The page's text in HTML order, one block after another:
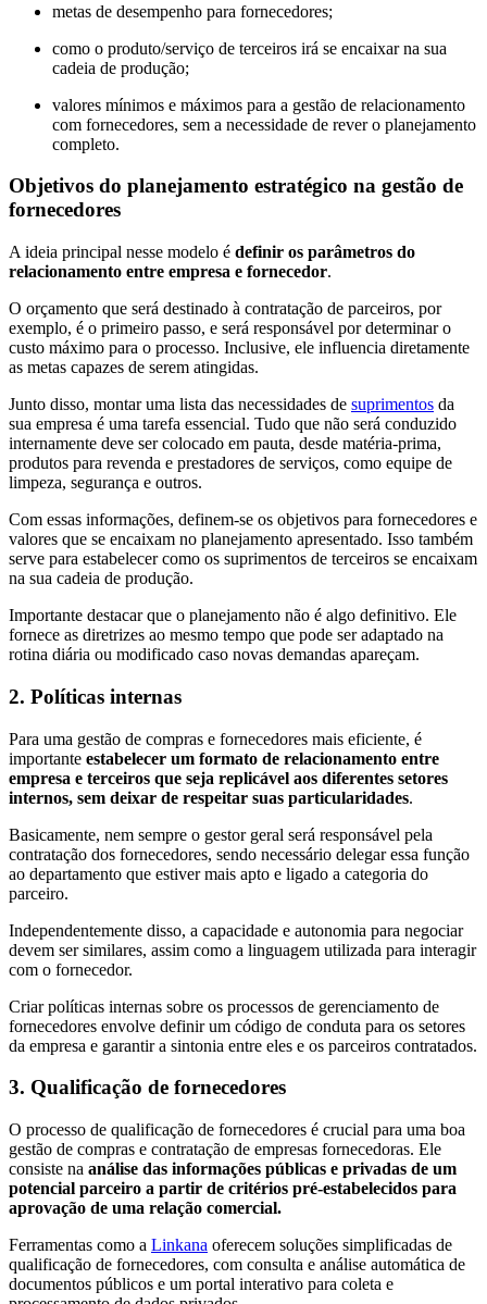
metas de desempenho para fornecedores;
como o produto/serviço de terceiros irá se encaixar na sua
cadeia de produção;
valores mínimos e máximos para a gestão de relacionamento
com fornecedores, sem a necessidade de rever o planejamento
completo.
Objetivos do planejamento estratégico na gestão de
fornecedores
A ideia principal nesse modelo é definir os parâmetros do
relacionamento entre empresa e fornecedor.
O orçamento que será destinado à contratação de parceiros, por
exemplo, é o primeiro passo, e será responsável por determinar o
custo máximo para o processo. Inclusive, ele influencia diretamente
as metas capazes de serem atingidas.
Junto disso, montar uma lista das necessidades de suprimentos da
sua empresa é uma tarefa essencial. Tudo que não será conduzido
internamente deve ser colocado em pauta, desde matéria-prima,
produtos para revenda e prestadores de serviços, como equipe de
limpeza, segurança e outros.
Com essas informações, definem-se os objetivos para fornecedores e
valores que se encaixam no planejamento apresentado. Isso também
serve para estabelecer como os suprimentos de terceiros se encaixam
na sua cadeia de produção.
Importante destacar que o planejamento não é algo definitivo. Ele
fornece as diretrizes ao mesmo tempo que pode ser adaptado na
rotina diária ou modificado caso novas demandas apareçam.
2. Políticas internas
Para uma gestão de compras e fornecedores mais eficiente, é
importante estabelecer um formato de relacionamento entre
empresa e terceiros que seja replicável aos diferentes setores
internos, sem deixar de respeitar suas particularidades.
Basicamente, nem sempre o gestor geral será responsável pela
contratação dos fornecedores, sendo necessário delegar essa função
ao departamento que estiver mais apto e ligado a categoria do
parceiro.
Independentemente disso, a capacidade e autonomia para negociar
devem ser similares, assim como a linguagem utilizada para interagir
com o fornecedor.
Criar políticas internas sobre os processos de gerenciamento de
fornecedores envolve definir um código de conduta para os setores
da empresa e garantir a sintonia entre eles e os parceiros contratados.
3. Qualificação de fornecedores
O processo de qualificação de fornecedores é crucial para uma boa
gestão de compras e contratação de empresas fornecedoras. Ele
consiste na análise das informações públicas e privadas de um
potencial parceiro a partir de critérios pré-estabelecidos para
aprovação de uma relação comercial.
Ferramentas como a Linkana oferecem soluções simplificadas de
qualificação de fornecedores, com consulta e análise automática de
documentos públicos e um portal interativo para coleta e